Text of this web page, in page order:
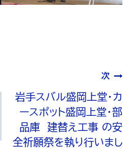
次
岩手スバル盛岡上堂・カ
ースポット盛岡上堂・部
品庫 建替え工事 の安
全祈願祭を執り行いまし